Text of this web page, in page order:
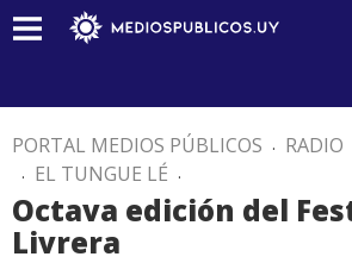
PORTAL MEDIOS PÚBLICOS . RADIO
. EL TUNGUE LÉ .
Octava edición del
Livrera